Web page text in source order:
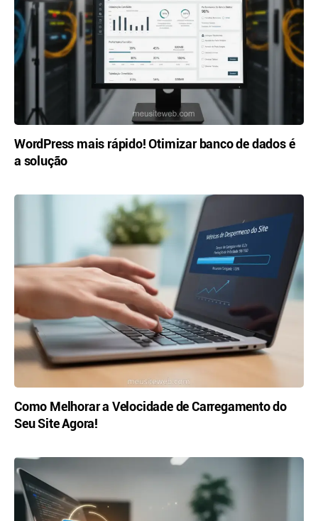
WordPress mais rápido! Otimizar banco de dados é
a solução
Como Melhorar a Velocidade de Carregamento do
Seu Site Agora!